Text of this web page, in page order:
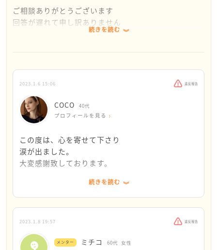
ご相談ありがとうございます
回答が遅れて申し訳ありません
とても仲の良い友人がいました。同じ感覚を持ち同じ
ものを面白いと笑い合う関係でした。しょっちゅう一
ました。
かけだったのか考えても分かりません。なんでこんな
ことになったのか後悔しても、もうどうにもなりませ
んでした。
ると涙が出てきて仕方ない日々でした。
８ヶ月くらい考えて考えて、私に優しさが足りなかっ
たという結論に至りました。
そうすると、不思議なことに新しい友人ができまし
た。
続きを読む
2023.1.6 15:06 違反報告
COCO 40代
プロフィールを見る
この度は、心を寄せて下さり
涙が出ました。
大変感謝致しております。
優しさは、あらゆる人間関係の中で
最も大切でご指摘通りであります。
優しさも足りなかったと思います。
余裕も無かったと思います。
続きを読む
2023.1.8 19:57 違反報告
メンター ミチコ 60代 女性